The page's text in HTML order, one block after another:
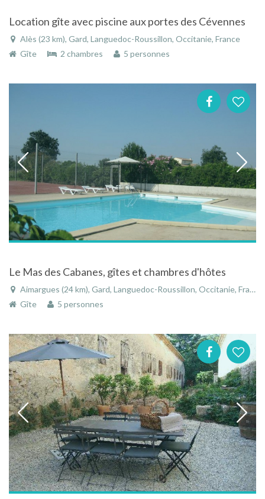
Location gîte avec piscine aux portes des Cévennes
Alès (23 km), Gard, Languedoc-Roussillon, Occitanie, France
Gîte
2 chambres 5 personnes
Le Mas des Cabanes, gîtes et chambres d'hôtes
Aimargues (24 km), Gard, Languedoc-Roussillon, Occitanie, France
Gîte
5 personnes